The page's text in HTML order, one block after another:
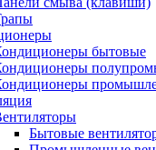
бытовые
Бытовые